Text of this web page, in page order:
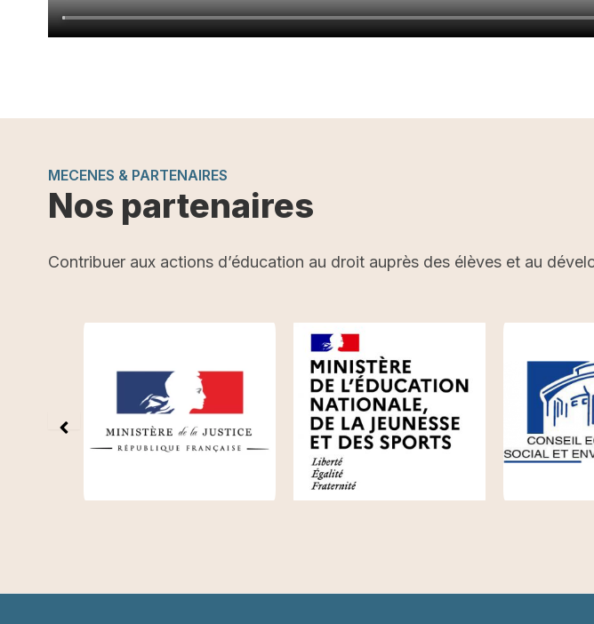
MECENES & PARTENAIRES
Nos partenaires
Contribuer aux actions d’éducation au droit auprès des élèves et au